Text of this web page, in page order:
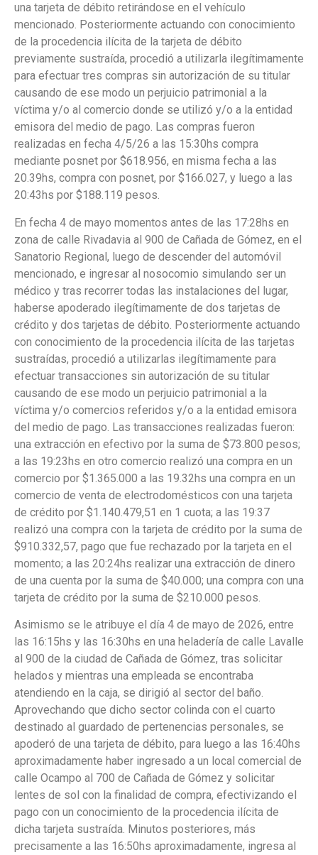
una tarjeta de débito retirándose en el vehículo
mencionado. Posteriormente actuando con conocimiento
de la procedencia ilícita de la tarjeta de débito
previamente sustraída, procedió a utilizarla ilegítimamente
para efectuar tres compras sin autorización de su titular
causando de ese modo un perjuicio patrimonial a la
víctima y/o al comercio donde se utilizó y/o a la entidad
emisora del medio de pago. Las compras fueron
realizadas en fecha 4/5/26 a las 15:30hs compra
mediante posnet por $618.956, en misma fecha a las
20.39hs, compra con posnet, por $166.027, y luego a las
20:43hs por $188.119 pesos.
En fecha 4 de mayo momentos antes de las 17:28hs en
zona de calle Rivadavia al 900 de Cañada de Gómez, en el
Sanatorio Regional, luego de descender del automóvil
mencionado, e ingresar al nosocomio simulando ser un
médico y tras recorrer todas las instalaciones del lugar,
haberse apoderado ilegítimamente de dos tarjetas de
crédito y dos tarjetas de débito. Posteriormente actuando
con conocimiento de la procedencia ilícita de las tarjetas
sustraídas, procedió a utilizarlas ilegítimamente para
efectuar transacciones sin autorización de su titular
causando de ese modo un perjuicio patrimonial a la
víctima y/o comercios referidos y/o a la entidad emisora
del medio de pago. Las transacciones realizadas fueron:
una extracción en efectivo por la suma de $73.800 pesos;
a las 19:23hs en otro comercio realizó una compra en un
comercio por $1.365.000 a las 19.32hs una compra en un
comercio de venta de electrodomésticos con una tarjeta
de crédito por $1.140.479,51 en 1 cuota; a las 19:37
realizó una compra con la tarjeta de crédito por la suma de
$910.332,57, pago que fue rechazado por la tarjeta en el
momento; a las 20:24hs realizar una extracción de dinero
de una cuenta por la suma de $40.000; una compra con una
tarjeta de crédito por la suma de $210.000 pesos.
Asimismo se le atribuye el día 4 de mayo de 2026, entre
las 16:15hs y las 16:30hs en una heladería de calle Lavalle
al 900 de la ciudad de Cañada de Gómez, tras solicitar
helados y mientras una empleada se encontraba
atendiendo en la caja, se dirigió al sector del baño.
Aprovechando que dicho sector colinda con el cuarto
destinado al guardado de pertenencias personales, se
apoderó de una tarjeta de débito, para luego a las 16:40hs
aproximadamente haber ingresado a un local comercial de
calle Ocampo al 700 de Cañada de Gómez y solicitar
lentes de sol con la finalidad de compra, efectivizando el
pago con un conocimiento de la procedencia ilícita de
dicha tarjeta sustraída. Minutos posteriores, más
precisamente a las 16:50hs aproximadamente, ingresa al